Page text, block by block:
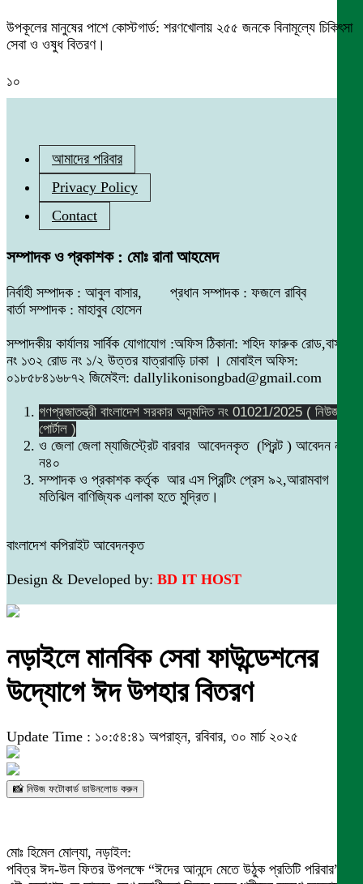
উপকূলের মানুষের পাশে কোস্টগার্ড: শরণখোলায় ২৫৫ জনকে বিনামূল্যে চিকিৎসা
সেবা ও ওষুধ বিতরণ।
১০
আমাদের পরিবার
Privacy Policy
Contact
সম্পাদক ও প্রকাশক : মোঃ রানা আহমেদ
নির্বাহী সম্পাদক : আবুল বাসার, প্রধান সম্পাদক : ফজলে রাব্বি
বার্তা সম্পাদক : মাহাবুব হোসেন
সম্পাদকীয় কার্যালয় সার্বিক যোগাযোগ :অফিস ঠিকানা: শহিদ ফারুক রোড,বাসা
নং ১৩২ রোড নং ১/২ উত্তর যাত্রাবাড়ি ঢাকা । মোবাইল অফিস:
০১৮৫৮৪১৬৮৭২ জিমেইল: dallylikonisongbad@gmail.com
গণপ্রজাতন্ত্রী বাংলাদেশ সরকার অনুমদিত নং 01021/2025 ( নিউজ
পোর্টাল )
ও জেলা জেলা ম্যাজিস্ট্রেট বারবার আবেদনকৃত (প্রিন্ট ) আবেদন নং
ন৪০
সম্পাদক ও প্রকাশক কর্তৃক আর এস প্রিন্টিং প্রেস ৯২,আরামবাগ
মতিঝিল বাণিজ্যিক এলাকা হতে মুদ্রিত।
বাংলাদেশ কপিরাইট আবেদনকৃত
Design & Developed by: BD IT HOST
নড়াইলে মানবিক সেবা ফাউন্ডেশনের
উদ্যোগে ঈদ উপহার বিতরণ
Update Time : ১০:৫৪:৪১ অপরাহ্ন, রবিবার, ৩০ মার্চ ২০২৫
📸 নিউজ ফটোকার্ড ডাউনলোড করুন
মোঃ হিমেল মোল্যা, নড়াইল:
পবিত্র ঈদ-উল ফিতর উপলক্ষে “ঈদের আনন্দে মেতে উঠুক প্রতিটি পরিবার”